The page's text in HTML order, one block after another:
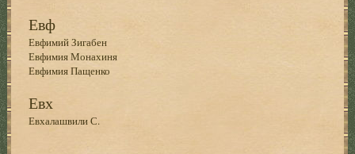
Евф
Евфимий Зигабен
Евфимия Монахиня
Евфимия Пащенко
Евх
Евхалашвили С.